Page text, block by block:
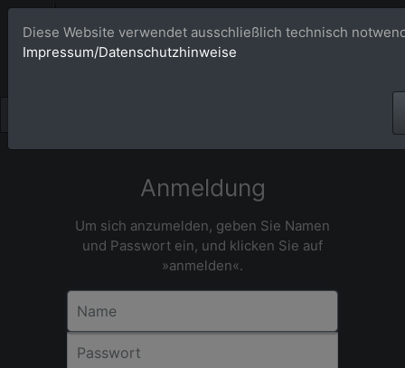
Bildagentur
Anmeldung
Um sich anzumelden, geben Sie Namen
und Passwort ein, und klicken Sie auf
»anmelden«.
Passwort
Diese Website verwendet ausschließlich technisch
Impressum/Datenschutzhinweise